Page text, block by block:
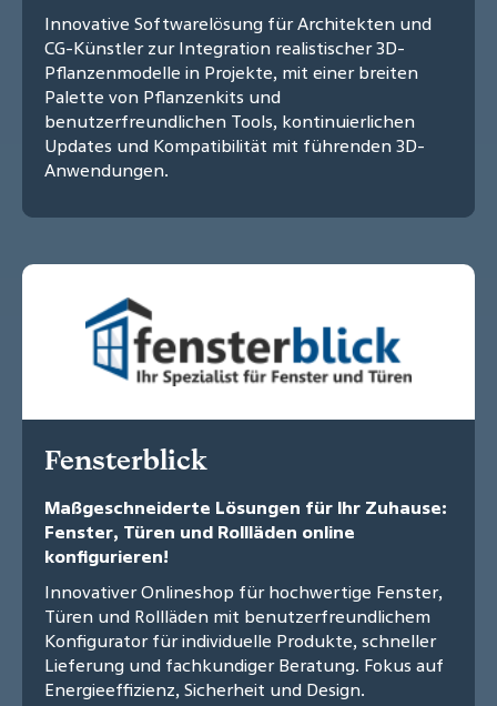
Innovative Softwarelösung für Architekten und
CG-Künstler zur Integration realistischer 3D-
Pflanzenmodelle in Projekte, mit einer breiten
Palette von Pflanzenkits und
benutzerfreundlichen Tools, kontinuierlichen
Updates und Kompatibilität mit führenden 3D-
Anwendungen.
Fensterblick
Maßgeschneiderte Lösungen für Ihr Zuhause:
Fenster, Türen und Rollläden online
konfigurieren!
Innovativer Onlineshop für hochwertige Fenster,
Türen und Rollläden mit benutzerfreundlichem
Konfigurator für individuelle Produkte, schneller
Lieferung und fachkundiger Beratung. Fokus auf
Energieeffizienz, Sicherheit und Design.